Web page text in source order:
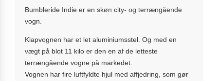
Bumbleride Indie er en skøn city- og terrængående
vogn.
Klapvognen har et let aluminiumsstel. Og med en
vægt på blot 11 kilo er den en af de letteste
terrængående vogne på markedet.
Vognen har fire luftfyldte hjul med affjedring, som gør